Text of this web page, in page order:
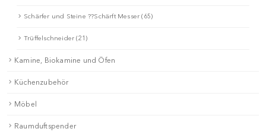
Schärfer und Steine ??Schärft Messer (65)
Trüffelschneider (21)
Kamine, Biokamine und Öfen
Küchenzubehör
Möbel
Raumduftspender